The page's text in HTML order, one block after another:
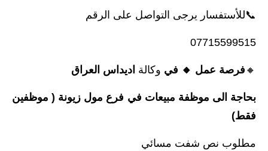
📞للأستفسار يرجى التواصل على الرقم
07715599515
🔸️ فرصة عمل 🔸️ في وكالة اديداس العراق
بحاجة الى موظفة مبيعات في فرع مول زيونة ( موظفين
فقط)
مطلوب نص شفت مسائي